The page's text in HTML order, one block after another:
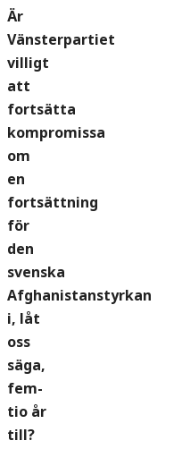
Är
Vänsterpartiet
villigt
att
fortsätta
kompromissa
om
en
fortsättning
för
den
svenska
Afghanistanstyrkan
i, låt
oss
säga,
fem-
tio år
till?